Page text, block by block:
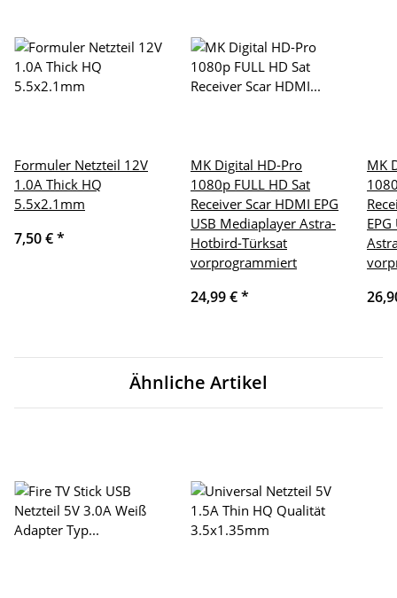
Formuler Netzteil 12V
1.0A Thick HQ
5.5x2.1mm
7,50 €*
MK Digital HD-Pro
1080p FULL HD Sat
Receiver Scar HDMI EPG
USB Mediaplayer Astra-
Hotbird-Türksat
vorprogrammiert
24,99 €*
MK
Ähnliche Artikel